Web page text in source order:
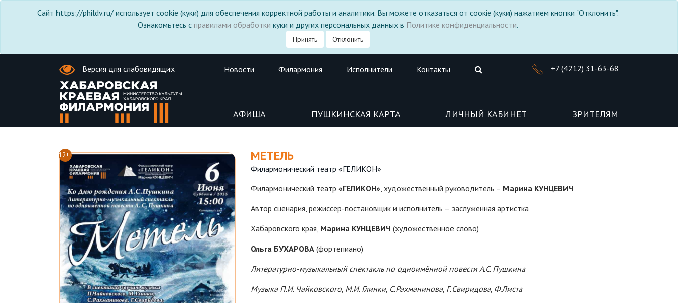
Сайт https://phildv.ru/ использует cookie (куки) для обеспечения корректной работы и аналитики. Вы можете отказаться от соокіе (куки) нажатием кнопки "Отклонить".
Ознакомьтесь с правилами обработки куки и других персональных данных в Политике конфиденциальности.
Принять Отклонить
Версия для слабовидящих Новости Филармония Исполнители Контакты +7 (4212) 31-63-68
АФИША ПУШКИНСКАЯ КАРТА ЛИЧНЫЙ КАБИНЕТ ЗРИТЕЛЯМ
12++ МЕТЕЛЬ
Филармонический театр «ГЕЛИКОН»
Филармонический театр «ГЕЛИКОН», художественный руководитель – Марина КУНЦЕВИЧ
Автор сценария, режиссёр-постановщик и исполнитель – заслуженная артистка
Хабаровского края, Марина КУНЦЕВИЧ (художественное слово)
Ольга БУХАРОВА(фортепиано)
Литературно-музыкальный спектакль по одноимённой повести А.С. Пушкина
Музыка П.И. Чайковского, М.И. Глинки, С.Рахманинова, Г.Свиридова, Ф.Листа